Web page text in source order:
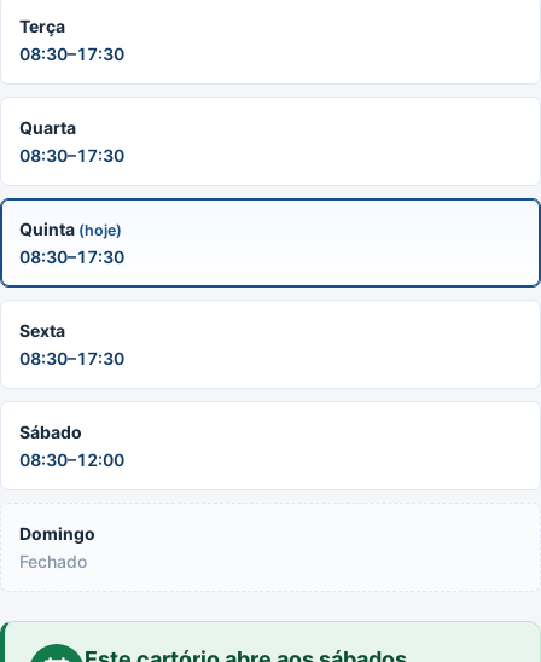
Terça
08:30–17:30
Quarta
08:30–17:30
Quinta (hoje)
08:30–17:30
Sexta
08:30–17:30
Sábado
08:30–12:00
Domingo
Fechado